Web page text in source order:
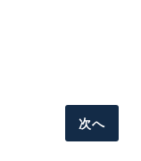
次へ